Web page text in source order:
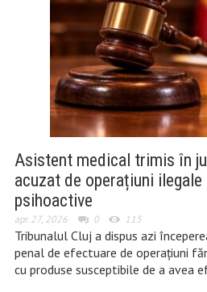
Asistent medical trimis în
acuzat de operațiuni
psihoactive
apr. 27, 2026 0 115
Tribunalul Cluj a dispus azi
penal de efectuare de operațiuni
cu produse susceptibile de a avea